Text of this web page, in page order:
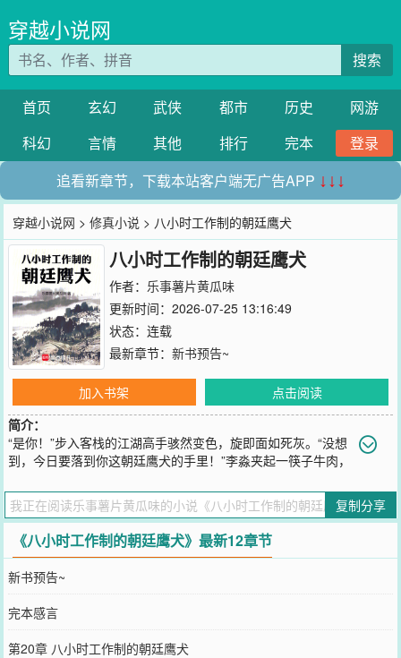
穿越小说网
搜索
首页 玄幻 武侠 都市 历史
网游
科幻
言情 其他 排行 完本
登录
追看新章节，下载本站客户端无广告APP ↓↓↓
穿越小说网 >修真小说 > 八小时工作制的朝廷鹰犬
八小时工作制的朝廷鹰犬
作者： 乐事薯片黄瓜味
更新时间：2026-07-25 13:16:49
状态：连载
最新章节： 新书预告~
加入书架
点击阅读
简介：
“是你！”步入客栈的江湖高手骇然变色，旋即面如死灰。“没想
到，今日要落到你这朝廷鹰犬的手里！”李淼夹起一筷子牛肉，
有个人生活好不好。”“我一天，只工作八个小时。”
您要是觉得《八小时工作制的朝廷鹰犬》还不错的话请不要忘记向您
QQ群和微博微信里的朋友推荐哦！
复制分享
《八小时工作制的朝廷鹰犬》最新12章节
新书预告~
完本感言
第20章 八小时工作制的朝廷鹰犬